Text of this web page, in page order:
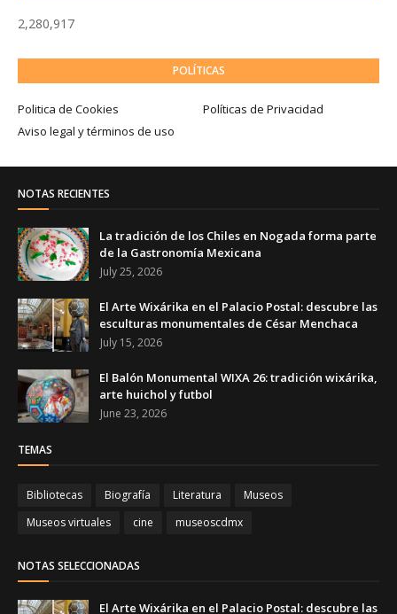
2,280,917
POLÍTICAS
Politica de Cookies
Políticas de Privacidad
Aviso legal y términos de uso
NOTAS RECIENTES
La tradición de los Chiles en Nogada forma parte
de la Gastronomía Mexicana
July 25, 2026
El Arte Wixárika en el Palacio Postal: descubre las
esculturas monumentales de César Menchaca
July 15, 2026
El Balón Monumental WIXA 26: tradición wixárika,
arte huichol y futbol
June 23, 2026
TEMAS
Bibliotecas Biografía Literatura
Museos
Museos virtuales
cine museoscdmx
NOTAS SELECCIONADAS
El Arte Wixárika en el Palacio Postal: descubre las